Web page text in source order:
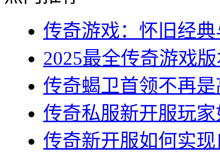
传奇游戏：怀旧经
2025最全传奇游戏
传奇蝎卫首领不再
传奇私服新开服玩
传奇新开服如何实